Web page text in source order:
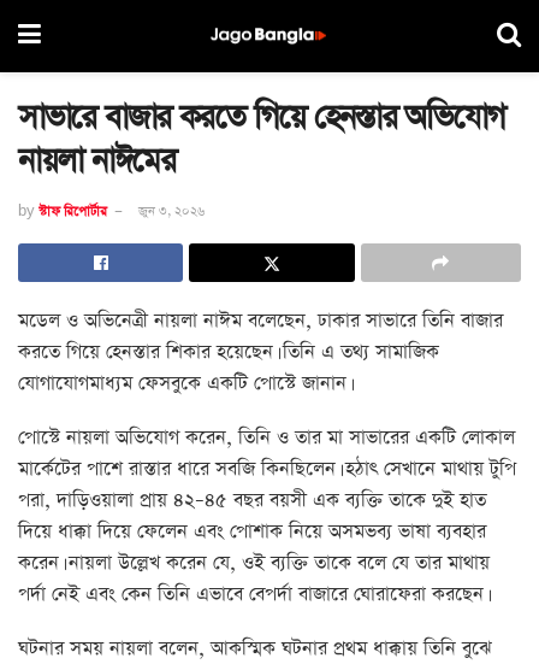
সাভারে বাজার করতে গিয়ে হেনস্তার অভিযোগ
নায়লা নাঈমের
by স্টাফ রিপোর্টার জুন ৩, ২০২৬
মডেল ও অভিনেত্রী নায়লা নাঈম বলেছেন, ঢাকার সাভারে তিনি বাজার
করতে গিয়ে হেনস্তার শিকার হয়েছেন। তিনি এ তথ্য সামাজিক
যোগাযোগমাধ্যম ফেসবুকে একটি পোস্টে জানান।
পোস্টে নায়লা অভিযোগ করেন, তিনি ও তার মা সাভারের একটি লোকাল
মার্কেটের পাশে রাস্তার ধারে সবজি কিনছিলেন। হঠাৎ সেখানে মাথায় টুপি
পরা, দাড়িওয়ালা প্রায় ৪২–৪৫ বছর বয়সী এক ব্যক্তি তাকে দুই হাত
দিয়ে ধাক্কা দিয়ে ফেলেন এবং পোশাক নিয়ে অসমভব্য ভাষা ব্যবহার
করেন। নায়লা উল্লেখ করেন যে, ওই ব্যক্তি তাকে বলে যে তার মাথায়
পর্দা নেই এবং কেন তিনি এভাবে বেপর্দা বাজারে ঘোরাফেরা করছেন।
ঘটনার সময় নায়লা বলেন, আকস্মিক ঘটনার প্রথম ধাক্কায় তিনি বুঝে